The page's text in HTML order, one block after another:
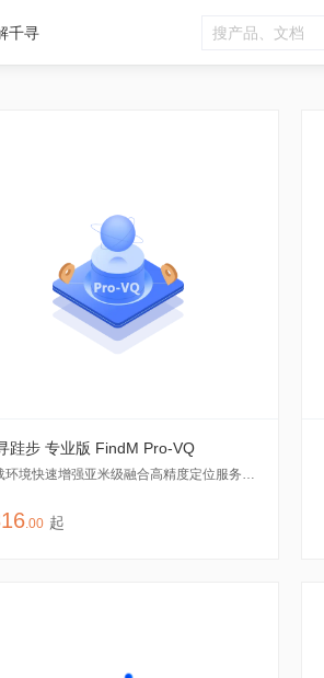
千寻
跬步 专业版 FindM Pro-VQ
车载环境快速增强亚米级融合高精度定位服务，融合单频载波相位差分，车载航位推算，QX-SUPL加速定位技术。
.00 起